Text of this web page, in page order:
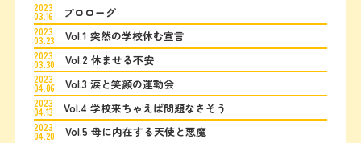
2023
03.16 プロローグ
2023
03.23 Vol.1 突然の学校休む宣言
2023
03.30 Vol.2 休ませる不安
2023
04.06 Vol.3 涙と笑顔の運動会
2023
04.13 Vol.4 学校来ちゃえば問題なさそう
2023
04.20 Vol.5 母に内在する天使と悪魔